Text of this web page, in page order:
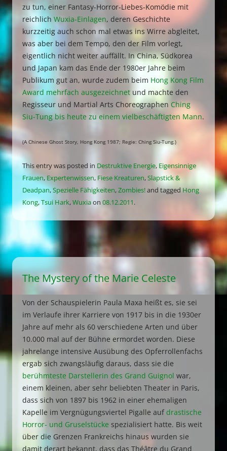
zu tun, einer Fantasy-Horror-Liebes-Komödie mit
reichlich Wuxia-Einlagen, deren Geschichte
kurzzeitig auch schon mal etwas ins Wirre abgleitet,
was aber bei dem Tempo, den der Film vorlegt,
eigentlich nicht weiter auffällt. In China, Südkorea
und Japan kam das Ende der 1980er Jahre beim
Publikum gut an, wurde zudem beim Hong Kong Film
Award mehrfach ausgezeichnet und machte den
Regisseur und Martial Arts Choreographen Ching
Siu-Tung bis heute zu einem vielbeschäftigten Mann.
(A Chinese Ghost Story, Hong Kong 1987; Regie: Ching Siu-Tung.)
This entry was posted in Destruktive Energie, Eigensinnige
Frauen,Expertenwissen, Fiese Kreaturen,Slapstick &
Deadpan,Spezielle Fähigkeiten,Zombies!and taggedHong
Kong,Tsui Hark,Wuxiaon 08.12.2011.
The Mystery of the Marie Celeste
Von der Schauspielerin Paula Maxa heißt es, sie sei
im Verlaufe ihrer Karriere von 1917 bis in die 1930er
Jahre auf mehr als 60 verschiedene Arten und über
10.000 mal auf der Bühne ermordet worden. Diese
jahrelange intensive Ausübung des Opferrollenfachs
ergab sich zwangsläufig daraus, dass sie die
berühmteste Darstellerin des Grand Guignol war,
einem kleinen, aber sehr beliebten Theater in Paris,
dass sich von 1897 bis 1962 in einer ehemaligen
Kapelle im Vergnügungsviertel Pigalle auf drastische
Horror- und Gruselstücke spezialisiert hatte. Bis weit
über die Grenzen Frankreichs hinaus wurden sie
damit derart bekannt, dass das Théâtre du Grand